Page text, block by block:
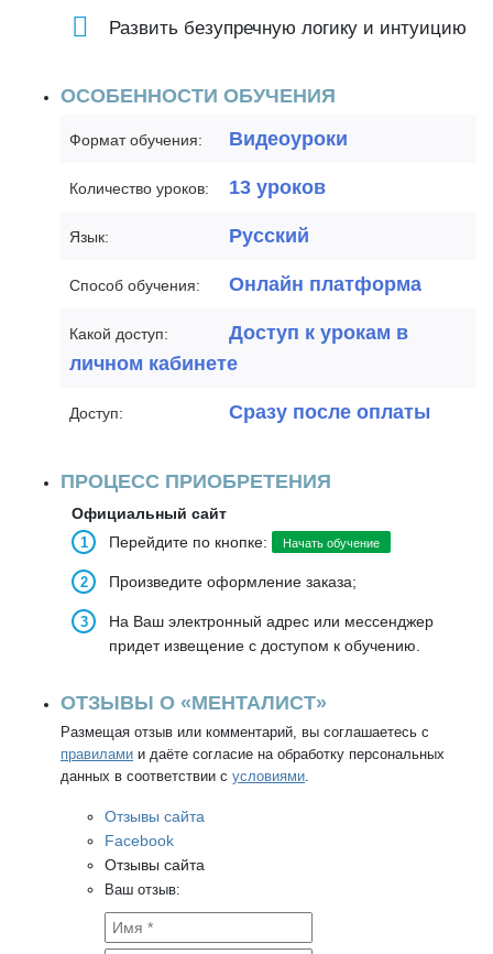
Развить безупречную логику и интуицию
ОСОБЕННОСТИ ОБУЧЕНИЯ
Формат обучения: Видеоуроки
Количество уроков: 13 уроков
Язык: Русский
Способ обучения: Онлайн платформа
Какой доступ:
Доступ к урокам в
личном кабинете
Доступ: Сразу после оплаты
ПРОЦЕСС ПРИОБРЕТЕНИЯ
Официальный сайт
Перейдите по кнопке:
Начать обучение
Произведите оформление заказа;
На Ваш электронный адрес или мессенджер
придет извещение с доступом к обучению.
ОТЗЫВЫ О «МЕНТАЛИСТ»
Размещая отзыв или комментарий, вы соглашаетесь с
правилами и даёте согласие на обработку персональных
данных в соответствии с условиями.
Отзывы сайта
Facebook
Отзывы сайта
Ваш отзыв: